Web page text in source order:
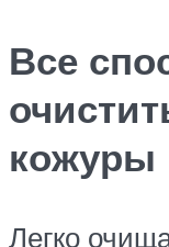
Все
кожуры
Легко